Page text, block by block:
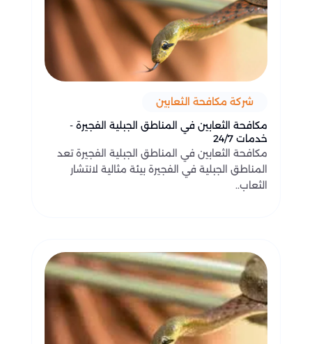
شركة مكافحة الثعابين
مكافحة الثعابين في المناطق الجبلية الفجيرة -
خدمات 24/7
مكافحة الثعابين في المناطق الجبلية الفجيرة تعد
المناطق الجبلية في الفجيرة بيئة مثالية لانتشار
الثعاب..